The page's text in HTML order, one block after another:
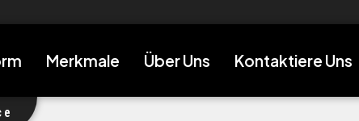
Unternehmen auf das nächste Level zu bringen!
Merkmale Über Uns Kontaktiere Uns